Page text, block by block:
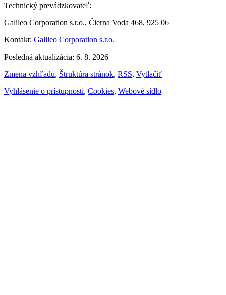
Technický prevádzkovateľ:
Galileo Corporation s.r.o., Čierna Voda 468, 925 06
Kontakt: Galileo Corporation s.r.o.
Posledná aktualizácia: 6. 8. 2026
Zmena vzhľadu, Štruktúra stránok, RSS, Vytlačiť
Vyhlásenie o prístupnosti, Cookies, Webové sídlo